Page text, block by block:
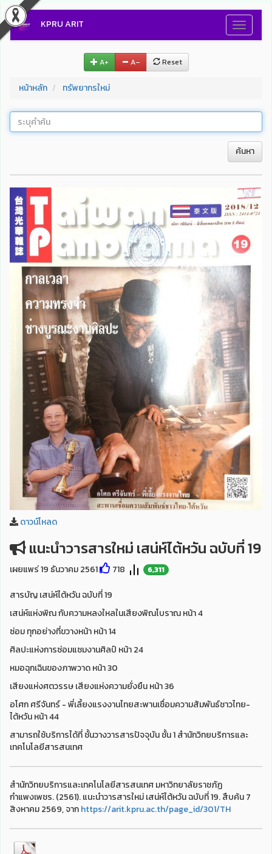
Toggle
KPRU ARIT
A+ A– Reset
หน้าหลัก ทรัพยากรใหม่
ค้นหา
ดาวน์โหลด
แนะนำวารสารใหม่ เสน่ห์ไต้หวัน ฉบับที่ 19
เผยแพร่ 19 ธันวาคม 2561 718 6,311
สารบัญ เสน่ห์ไต้หวัน ฉบับที่ 19
เสน่ห์แห่งพิณ กับความหลงใหลในเสียงพิณโบราณ หน้า 4
ซ่อม ทุกอย่างที่ขวางหน้า หน้า 14
ศิลปะแห่งการซ่อมแซมงานศิลป์ หน้า 24
หมอฉุกเฉินของภาพวาด หน้า 30
เสียงแห่งศตวรรษ เสียงแห่งความยั่งยืน หน้า 36
อโศก ศรีจันทร์ - พี่เลี้ยงแรงงานไทยสะพานเชื่อมความสัมพันธ์ชาวไทย-
ไต้หวัน หน้า 44
สามารถใช้บริการได้ที่ ชั้นวางวารสารปัจจุบัน ชั้น 1 สำนักวิทยบริการและ
เทคโนโลยีสารสนเทศ
สำนักวิทยบริการและเทคโนโลยีสารสนเทศ มหาวิทยาลัยราชภัฏ
กำแพงเพชร. (2561). แนะนำวารสารใหม่ เสน่ห์ไต้หวัน ฉบับที่ 19. สืบค้น 7
สิงหาคม 2569, จากhttps://arit.kpru.ac.th/page_id/301/TH